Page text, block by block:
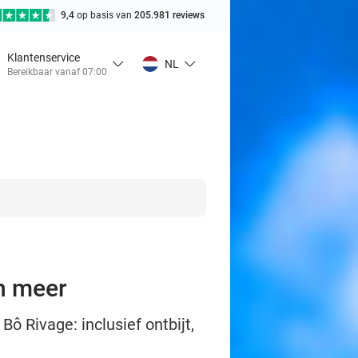
9,4 op basis van 205.981 reviews
Klantenservice
Bereikbaar vanaf 07:00
NL
meer
Rivage: inclusief ontbijt,